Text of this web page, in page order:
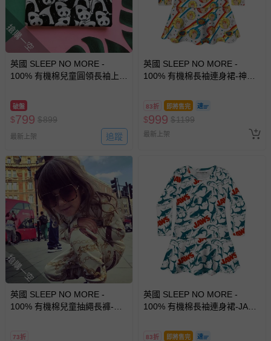
搶購一空
英國 SLEEP NO MORE -
100% 有機棉兒童圓領長袖上
破盤
$799 $899
最新上架 追蹤
英國 SLEEP NO MORE -
100% 有機棉長袖連身裙-神力
83折 即將售完
$999 $1199
最新上架
搶購一空
英國 SLEEP NO MORE -
100% 有機棉兒童抽繩長褲-皮
73折
英國 SLEEP NO MORE -
100% 有機棉長袖連身裙-JAWS
83折 即將售完